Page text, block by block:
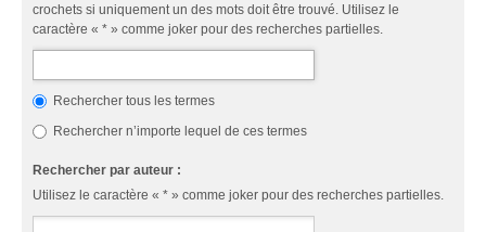
crochets si uniquement un des mots doit être trouvé. Utilisez le
caractère « * » comme joker pour des recherches partielles.
Rechercher tous les termes
Rechercher n’importe lequel de ces termes
Rechercher par auteur :
Utilisez le caractère « * » comme joker pour des recherches partielles.